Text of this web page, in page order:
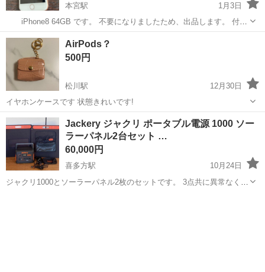
本宮駅
1月3日
iPhone8 64GB です。 不要になりましたため、出品します。 付属
品 （Lightningケーブル、有線イヤホン、ACアダプター）、未使用の
まま全て揃ってます。 画像にはありませんが、もちろんSIMピンも付
いてい...
福島 本宮市
AirPods？
500円
松川駅
12月30日
イヤホンケースです 状態きれいです!
福島 福島市 松川駅 その他 AirPods
Jackery ジャクリ ポータブル電源 1000 ソー
ラーパネル2台セット …
60,000円
喜多方駅
10月24日
ジャクリ1000とソーラーパネル2枚のセットです。 3点共に異常なく動